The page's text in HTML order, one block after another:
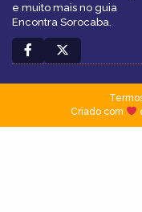
e muito mais no guia
Encontra Sorocaba.
Criado com